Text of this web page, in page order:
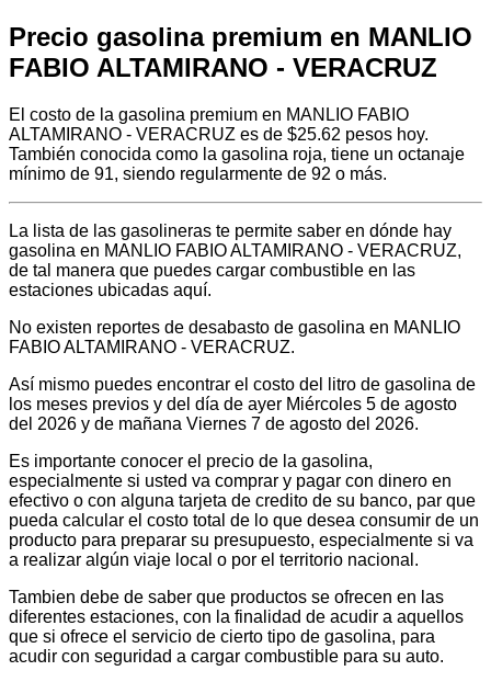
Precio gasolina premium en MANLIO
FABIO ALTAMIRANO - VERACRUZ
El costo de la gasolina premium en MANLIO FABIO
ALTAMIRANO - VERACRUZ es de $25.62 pesos hoy.
También conocida como la gasolina roja, tiene un octanaje
mínimo de 91, siendo regularmente de 92 o más.
La lista de las gasolineras te permite saber en dónde hay
gasolina en MANLIO FABIO ALTAMIRANO - VERACRUZ,
de tal manera que puedes cargar combustible en las
estaciones ubicadas aquí.
No existen reportes de desabasto de gasolina en MANLIO
FABIO ALTAMIRANO - VERACRUZ.
Así mismo puedes encontrar el costo del litro de gasolina de
los meses previos y del día de ayer Miércoles 5 de agosto
del 2026 y de mañana Viernes 7 de agosto del 2026.
Es importante conocer el precio de la gasolina,
especialmente si usted va comprar y pagar con dinero en
efectivo o con alguna tarjeta de credito de su banco, par que
pueda calcular el costo total de lo que desea consumir de un
producto para preparar su presupuesto, especialmente si va
a realizar algún viaje local o por el territorio nacional.
Tambien debe de saber que productos se ofrecen en las
diferentes estaciones, con la finalidad de acudir a aquellos
que si ofrece el servicio de cierto tipo de gasolina, para
acudir con seguridad a cargar combustible para su auto.